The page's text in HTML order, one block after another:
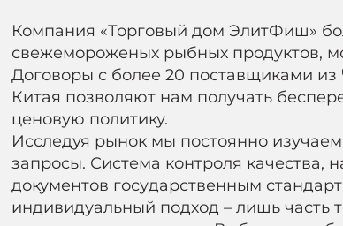
Компания «Торговый дом ЭлитФиш»
свежемороженых рыбных продуктов,
Договоры с более 20 поставщиками из
Китая позволяют нам получать
ценовую политику.
Исследуя рынок мы постоянно
запросы. Система контроля качества,
документов государственным
индивидуальный подход – лишь часть